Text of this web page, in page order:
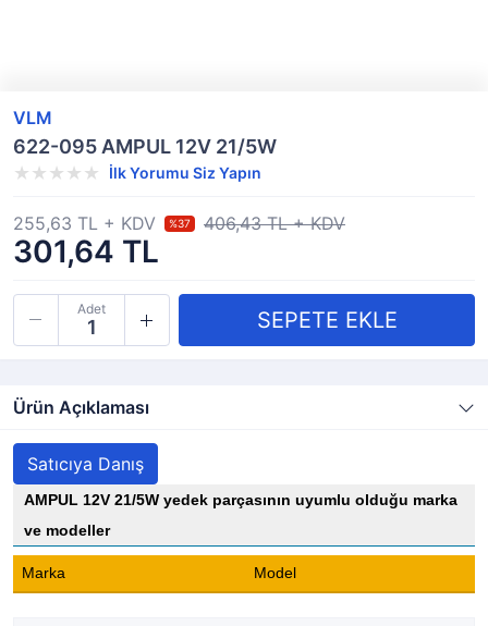
VLM
622-095 AMPUL 12V 21/5W
İlk Yorumu Siz Yapın
301,64 TL
255,63 TL + KDV %37 406,43 TL + KDV
Adet
Ürün Açıklaması
Satıcıya Danış
AMPUL 12V 21/5W yedek parçasının uyumlu olduğu marka
ve modeller
Marka Model